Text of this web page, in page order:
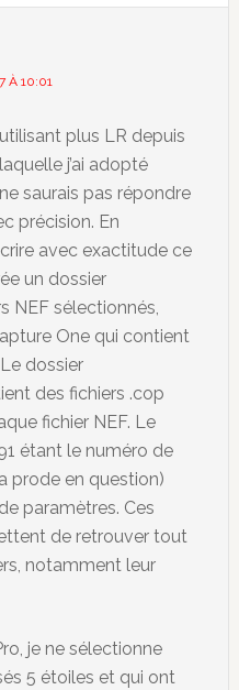
À 10:01
plus LR depuis
j’ai adopté
saurais pas répondre
précision. En
avec exactitude ce
un dossier
NEF sélectionnés,
One qui contient
dossier
des fichiers .cop
fichier NEF. Le
étant le numéro de
prode en question)
paramètres. Ces
de retrouver tout
notamment leur
je ne sélectionne
5 étoiles et qui ont